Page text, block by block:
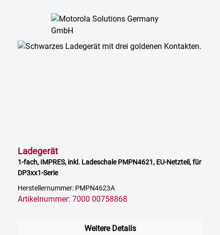
Ladegerät
1-fach, IMPRES, inkl. Ladeschale PMPN4621, EU-Netzteil, für
DP3xx1-Serie
Herstellernummer: PMPN4623A
Artikelnummer: 7000 00758868
Weitere Details